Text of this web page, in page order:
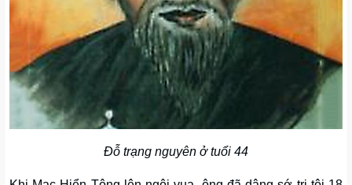
Đỗ trạng nguyên ở tuổi 44